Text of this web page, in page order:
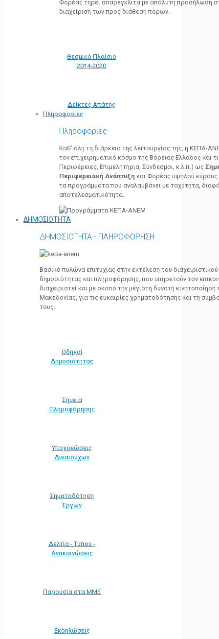
Φορέας τηρεί απαρέγκλιτα με απόλυτη προσήλωση
διαχείριση των προς διάθεση πόρων.
Θεσμικό Πλαίσιο
2014-2020
Δείκτες Απάτης
Πληροφορίες
Πληροφορίες
Καθ’ όλη τη διάρκεια της λειτουργίας της, η ΚΕΠΑ-
τον επιχειρηματικό κόσμο της Βόρειας Ελλάδος και
Περιφέρειες, Επιμελητήρια, Σύνδεσμοι, κ.λ.π.) ως
Περιφερειακή Ανάπτυξη και Φορέας υψηλού κύρους
τα προγράμματα που αναλαμβάνει με ταχύτητα,
αποτελεσματικότητα.
ΔΗΜΟΣΙΟΤΗΤΑ
ΔΗΜΟΣΙΟΤΗΤΑ - ΠΛΗΡΟΦΟΡΗΣΗ
Βασικό πυλώνα επιτυχίας στην εκτέλεση του
δημοσιότητας και πληροφόρησης, που υπηρετούν τον
διαχειριστεί και με σκοπό την μέγιστη δυνατή
Μακεδονίας, για τις ευκαιρίες χρηματοδότησης και τη
τους.
Οδηγοί
Δημοσιότητας
Σημεία
Πληροφόρησης
Υποχρεώσεις
Δικαιούχων
Σηματοδότηση
Έργων
Δελτία - Τύπου -
Ανακοινώσεις
Παρουσία στα ΜΜΕ
Εκδηλώσεις